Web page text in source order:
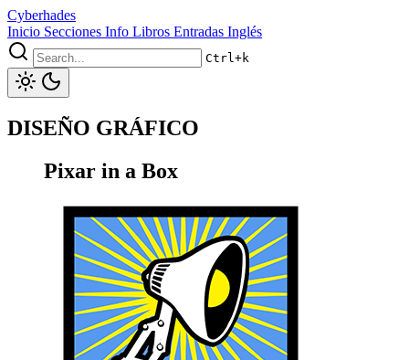
Cyberhades
Inicio Secciones Info Libros Entradas Inglés
Ctrl+k
DISEÑO GRÁFICO
Pixar in a Box